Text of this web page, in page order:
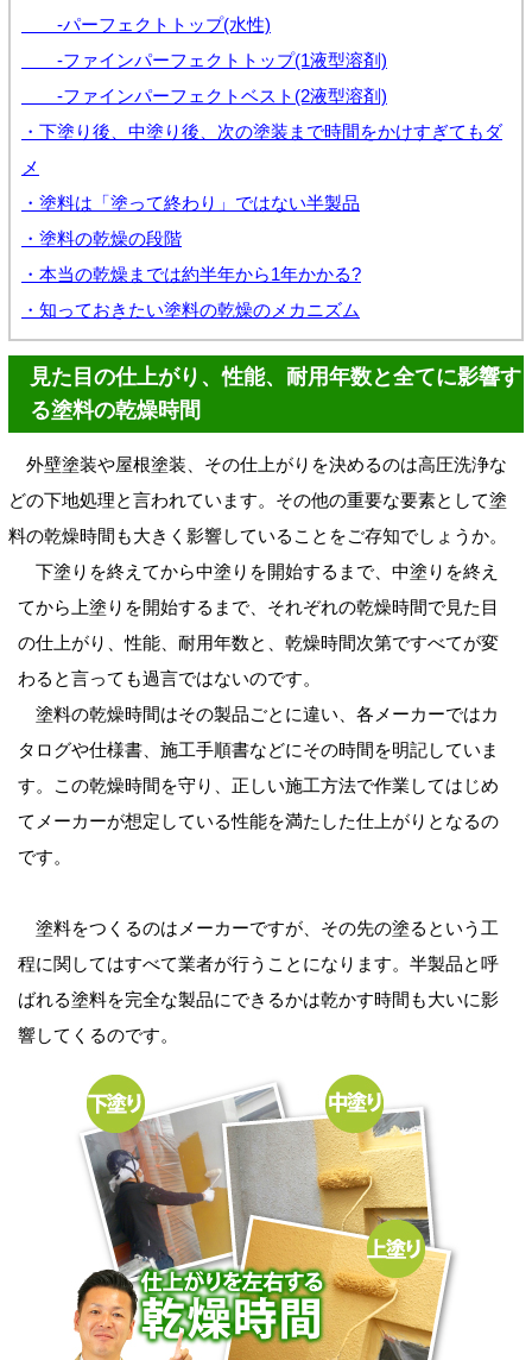
-パーフェクトトップ(水性)
-ファインパーフェクトトップ(1液型溶剤)
-ファインパーフェクトベスト(2液型溶剤)
・下塗り後、中塗り後、次の塗装まで時間をかけすぎてもダ
メ
・塗料は「塗って終わり」ではない半製品
・塗料の乾燥の段階
・本当の乾燥までは約半年から1年かかる?
・知っておきたい塗料の乾燥のメカニズム
見た目の仕上がり、性能、耐用年数と全てに影響す
る塗料の乾燥時間
外壁塗装や屋根塗装、その仕上がりを決めるのは高圧洗浄な
どの下地処理と言われています。その他の重要な要素として塗
料の乾燥時間も大きく影響していることをご存知でしょうか。
下塗りを終えてから中塗りを開始するまで、中塗りを終え
てから上塗りを開始するまで、それぞれの乾燥時間で見た目
の仕上がり、性能、耐用年数と、乾燥時間次第ですべてが変
わると言っても過言ではないのです。
塗料の乾燥時間はその製品ごとに違い、各メーカーではカ
タログや仕様書、施工手順書などにその時間を明記していま
す。この乾燥時間を守り、正しい施工方法で作業してはじめ
てメーカーが想定している性能を満たした仕上がりとなるの
です。
塗料をつくるのはメーカーですが、その先の塗るという工
程に関してはすべて業者が行うことになります。半製品と呼
ばれる塗料を完全な製品にできるかは乾かす時間も大いに影
響してくるのです。